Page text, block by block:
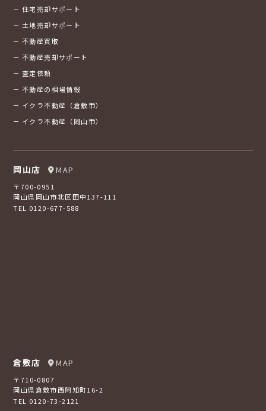
住宅売却サポート
土地売却サポート
不動産買取
不動産売却サポート
査定依頼
不動産の相場情報
イクラ不動産（倉敷市）
イクラ不動産（岡山市）
岡山店 MAP
〒700-0951
岡山県岡山市北区田中137-111
TEL 0120-677-588
倉敷店 MAP
〒710-0807
岡山県倉敷市西阿知町16-2
TEL 0120-73-2121